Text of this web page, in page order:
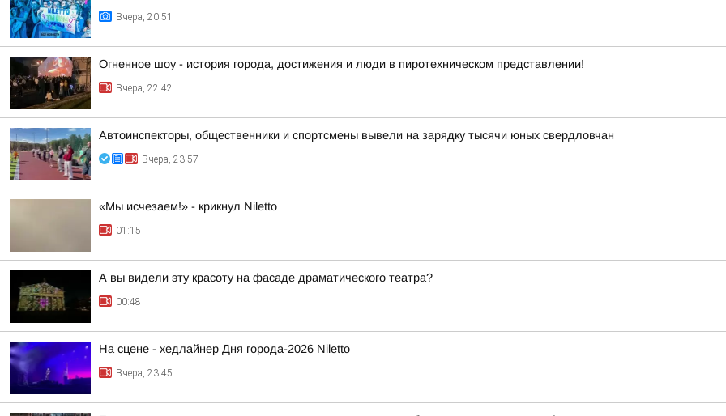
Вчера, 20:51
Огненное шоу - история города, достижения и люди в пиротехническом представлении!
Вчера, 22:42
Автоинспекторы, общественники и спортсмены вывели на зарядку тысячи юных свердловчан
Вчера, 23:57
«Мы исчезаем!» - крикнул Niletto
01:15
А вы видели эту красоту на фасаде драматического театра?
00:48
На сцене - хедлайнер Дня города-2026 Niletto
Вчера, 23:45